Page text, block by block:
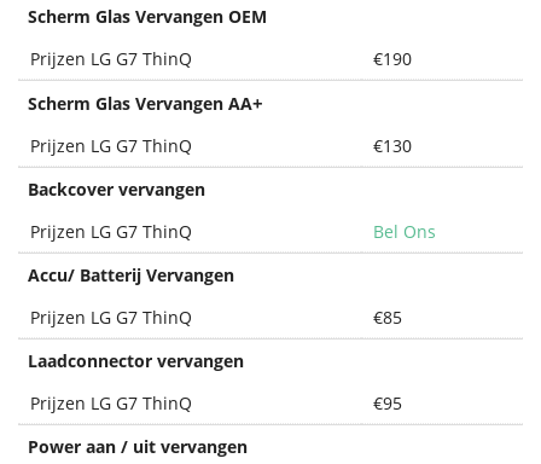
Scherm Glas Vervangen OEM
Prijzen LG G7 ThinQ
€190
Scherm Glas Vervangen AA+
Prijzen LG G7 ThinQ
€130
Backcover vervangen
Prijzen LG G7 ThinQ
Bel Ons
Accu/ Batterij Vervangen
Prijzen LG G7 ThinQ
€85
Laadconnector vervangen
Prijzen LG G7 ThinQ
€95
Power aan / uit vervangen